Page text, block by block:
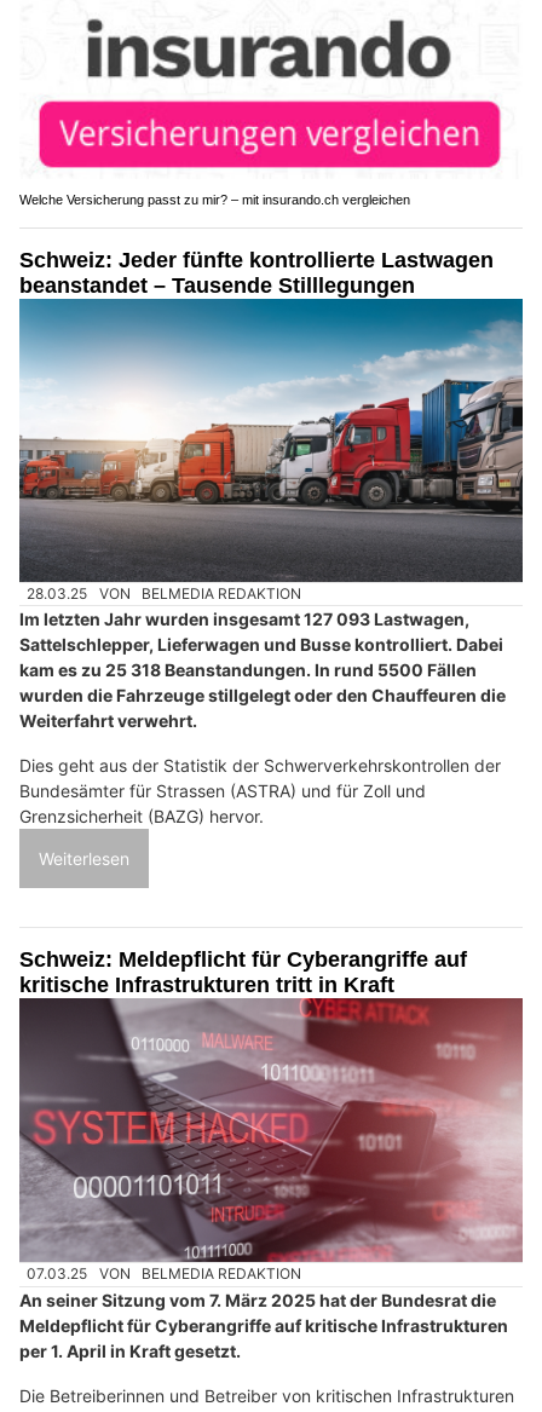
Welche Versicherung passt zu mir? – mit insurando.ch vergleichen
Schweiz: Jeder fünfte kontrollierte Lastwagen
beanstandet – Tausende Stilllegungen
28.03.25 VON BELMEDIA REDAKTION
Im letzten Jahr wurden insgesamt 127 093 Lastwagen,
Sattelschlepper, Lieferwagen und Busse kontrolliert. Dabei
kam es zu 25 318 Beanstandungen. In rund 5500 Fällen
wurden die Fahrzeuge stillgelegt oder den Chauffeuren die
Weiterfahrt verwehrt.
Dies geht aus der Statistik der Schwerverkehrskontrollen der
Bundesämter für Strassen (ASTRA) und für Zoll und
Grenzsicherheit (BAZG) hervor.
Weiterlesen
Schweiz: Meldepflicht für Cyberangriffe auf
kritische Infrastrukturen tritt in Kraft
07.03.25 VON BELMEDIA REDAKTION
An seiner Sitzung vom 7. März 2025 hat der Bundesrat die
Meldepflicht für Cyberangriffe auf kritische Infrastrukturen
per 1. April in Kraft gesetzt.
Die Betreiberinnen und Betreiber von kritischen Infrastrukturen